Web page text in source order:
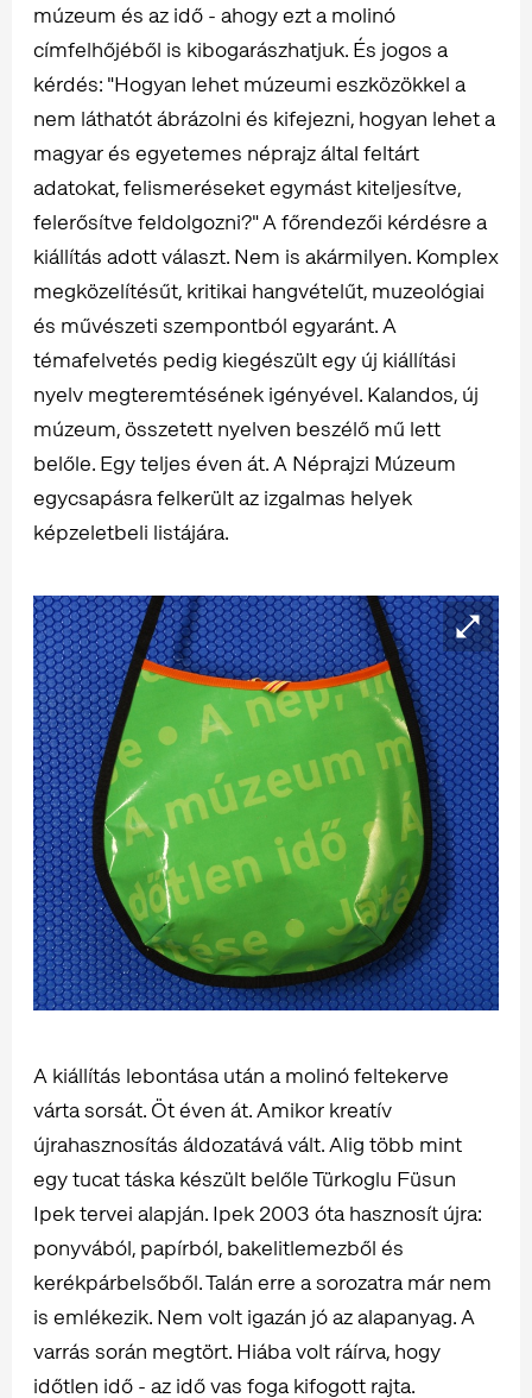
múzeum és az idő - ahogy ezt a molinó
címfelhőjéből is kibogarászhatjuk. És jogos a
kérdés: "Hogyan lehet múzeumi eszközökkel a
nem láthatót ábrázolni és kifejezni, hogyan lehet a
magyar és egyetemes néprajz által feltárt
adatokat, felismeréseket egymást kiteljesítve,
felerősítve feldolgozni?" A főrendezői kérdésre a
kiállítás adott választ. Nem is akármilyen. Komplex
megközelítésűt, kritikai hangvételűt, muzeológiai
és művészeti szempontból egyaránt. A
témafelvetés pedig kiegészült egy új kiállítási
nyelv megteremtésének igényével. Kalandos, új
múzeum, összetett nyelven beszélő mű lett
belőle. Egy teljes éven át. A Néprajzi Múzeum
egycsapásra felkerült az izgalmas helyek
képzeletbeli listájára.
A kiállítás lebontása után a molinó feltekerve
várta sorsát. Öt éven át. Amikor kreatív
újrahasznosítás áldozatává vált. Alig több mint
egy tucat táska készült belőle Türkoglu Füsun
Ipek tervei alapján. Ipek 2003 óta hasznosít újra:
ponyvából, papírból, bakelitlemezből és
kerékpárbelsőből. Talán erre a sorozatra már nem
is emlékezik. Nem volt igazán jó az alapanyag. A
varrás során megtört. Hiába volt ráírva, hogy
időtlen idő - az idő vas foga kifogott rajta.